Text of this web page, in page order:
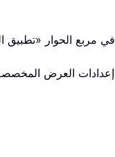
العرض المخصصة